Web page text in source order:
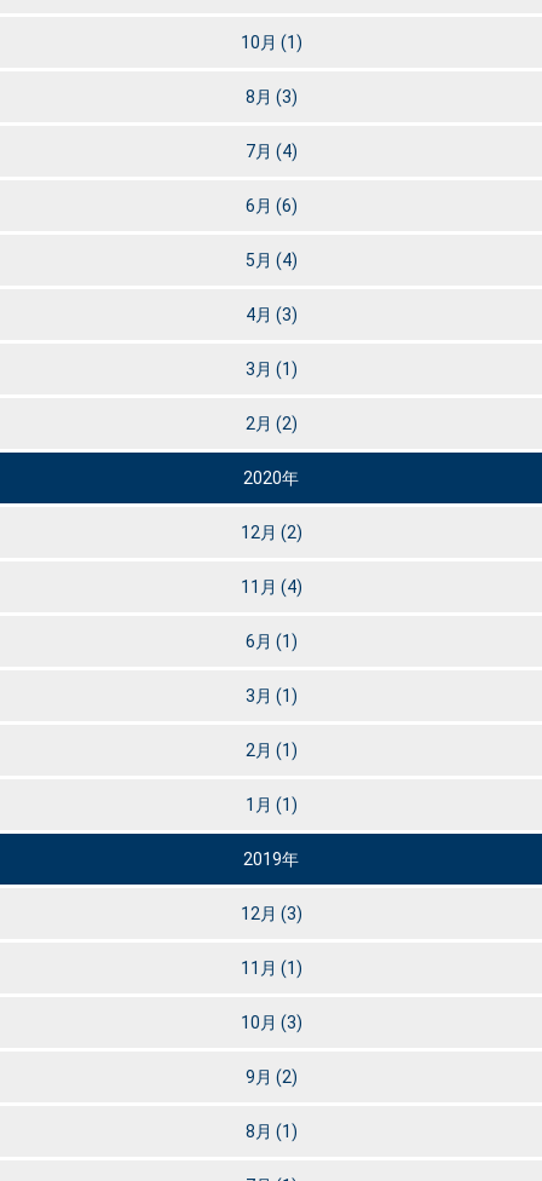
10月 (1)
8月 (3)
7月 (4)
6月 (6)
5月 (4)
4月 (3)
3月 (1)
2月 (2)
2020年
12月 (2)
11月 (4)
6月 (1)
3月 (1)
2月 (1)
1月 (1)
2019年
12月 (3)
11月 (1)
10月 (3)
9月 (2)
8月 (1)